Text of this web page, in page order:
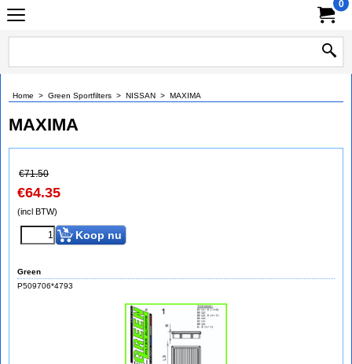
0
Home > Green Sportfilters > NISSAN > MAXIMA
MAXIMA
€71.50
€64.35
(incl BTW)
Koop nu
Green
P509706*4793